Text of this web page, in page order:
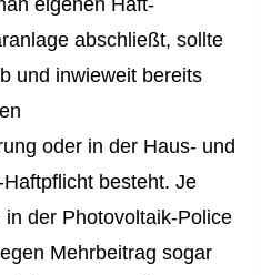
abschließt, sollte
und inwieweit bereits
oder in der Haus- und
besteht. Je
der Photovoltaik-Police
Mehrbeitrag sogar